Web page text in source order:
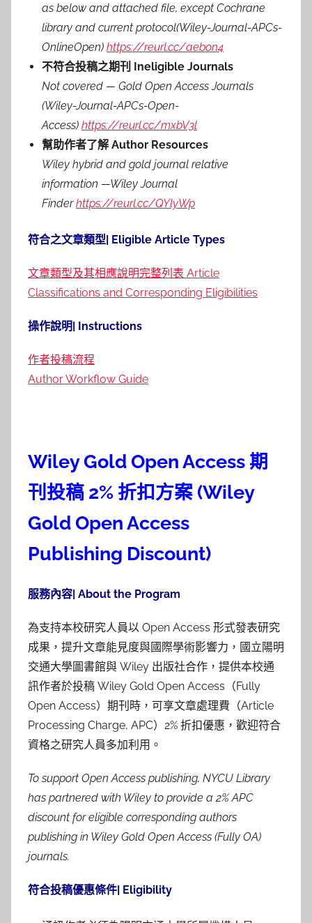
as below and attached file, except Cochrane
library and current protocol(Wiley-Journal-APCs-
OnlineOpen) https://reurl.cc/aebon4
不符合投稿之期刊 Ineligible Journals
Not covered — Gold Open Access Journals
(Wiley-Journal-APCs-Open-
Access) https://reurl.cc/mxbV3l
幫助作者了解 Author Resources
Wiley hybrid and gold journal relative
information —Wiley Journal
Finderhttps://reurl.cc/QYlyWp
符合之文章類型| Eligible Article Types
文章類型及其相應說明完整列表 Article
Classifications and Corresponding Eligibilities
操作說明| Instructions
作者投稿流程
Author Workflow Guide
Wiley Gold Open Access 期
刊投稿 2% 折扣方案 (Wiley
Gold Open Access
Publishing Discount)
服務內容| About the Program
為支持本校研究人員以 Open Access 形式發表研究
成果， 提升文章能見度與國際學術影響力，國立陽明
交通大學圖書館與 Wiley 出版社合作，提供本校通
訊作者於投稿 Wiley Gold Open Access （Fully
Open Access）期刊時，可享文章處理費（Article
Processing Charge, APC） 2% 折扣優惠，歡迎符合
資格之研究人員多加利用。
To support Open Access publishing, NYCU Library
has partnered with Wiley to provide a 2% APC
discount for eligible corresponding authors
publishing in Wiley Gold Open Access (Fully OA)
journals.
符合投稿優惠條件| Eligibility